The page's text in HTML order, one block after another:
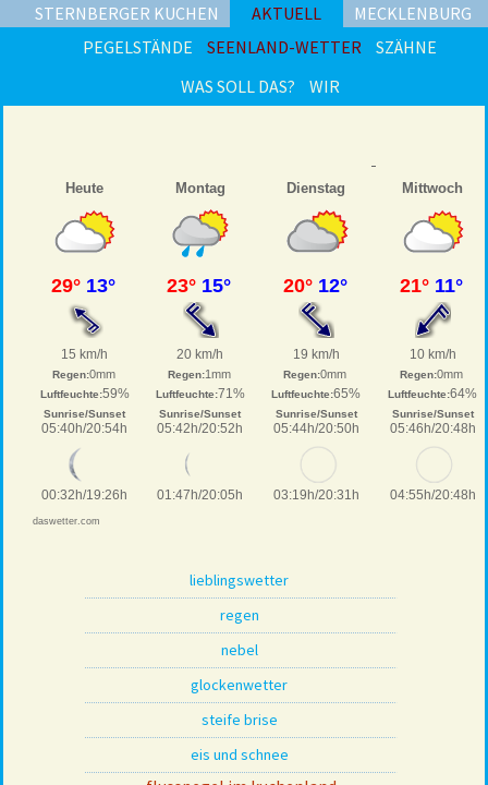
STERNBERGER KUCHEN AKTUELL
MECKLENBURG
PEGELSTÄNDE
SEENLAND-WETTER
SZÄHNE
WAS SOLL DAS?
WIR
lieblingswetter
regen
nebel
glockenwetter
steife brise
eis und schnee